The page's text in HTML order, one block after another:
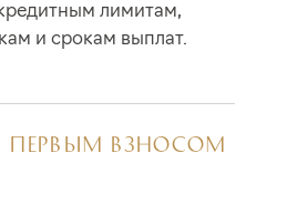
лимитам,
и срокам выплат.
ПЕРВЫМ ВЗНОСОМ